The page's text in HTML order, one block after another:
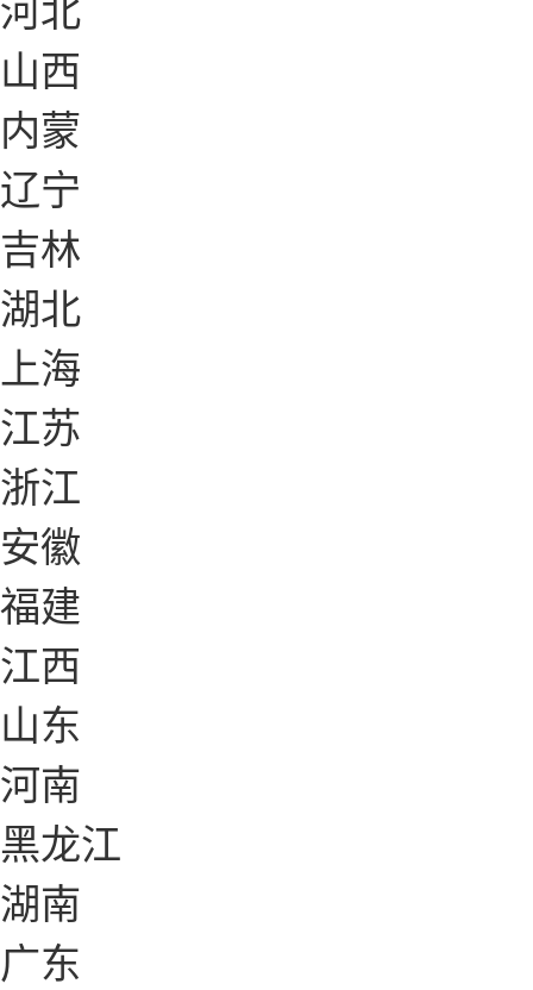
山西
内蒙
辽宁
吉林
湖北
上海
江苏
浙江
安徽
福建
江西
山东
河南
黑龙江
湖南
广东